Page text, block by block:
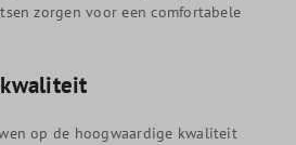
zorgen voor een comfortabele
op de hoogwaardige kwaliteit